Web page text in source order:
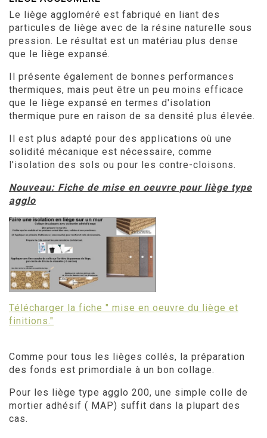
Le liège aggloméré est fabriqué en liant des
particules de liège avec de la résine naturelle sous
pression. Le résultat est un matériau plus dense
que le liège expansé.
Il présente également de bonnes performances
thermiques, mais peut être un peu moins efficace
que le liège expansé en termes d'isolation
thermique pure en raison de sa densité plus élevée.
Il est plus adapté pour des applications où une
solidité mécanique est nécessaire, comme
l'isolation des sols ou pour les contre-cloisons.
Nouveau: Fiche de mise en oeuvre pour liège type
agglo
Télécharger la fiche " mise en oeuvre du liège et
finitions."
Comme pour tous les lièges collés, la préparation
des fonds est primordiale à un bon collage.
Pour les liège type agglo 200, une simple colle de
mortier adhésif ( MAP) suffit dans la plupart des
cas.